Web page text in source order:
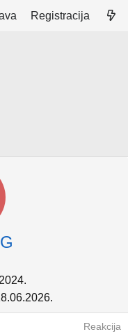
Registracija
Reakcija